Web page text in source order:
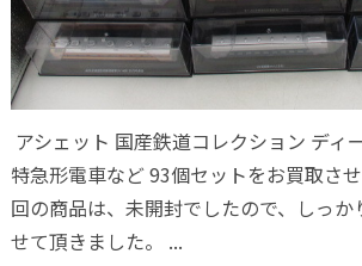
アシェット 国産鉄道コレクション ディ
特急形電車など 93個セットをお買取さ
回の商品は、未開封でしたので、しっか
せて頂きました。 ...